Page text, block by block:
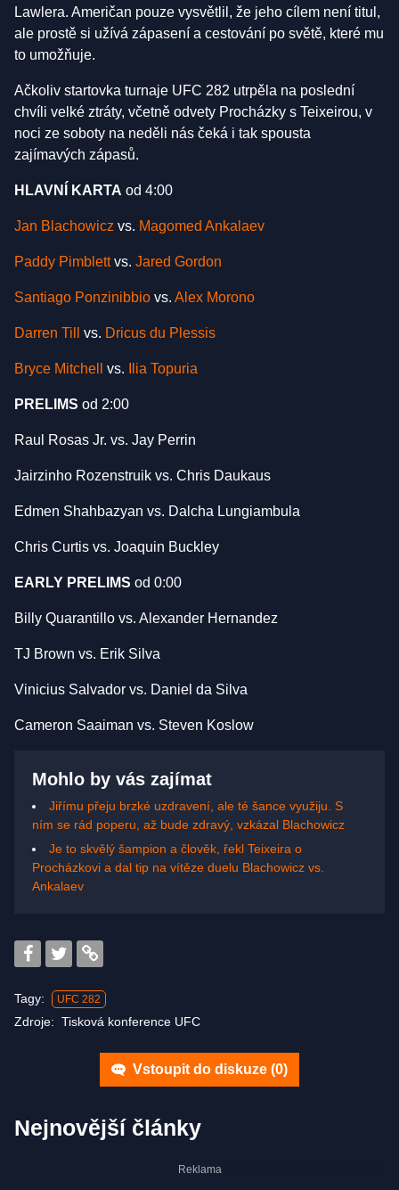
Lawlera. Američan pouze vysvětlil, že jeho cílem není titul,
ale prostě si užívá zápasení a cestování po světě, které mu
to umožňuje.
Ačkoliv startovka turnaje UFC 282 utrpěla na poslední
chvíli velké ztráty, včetně odvety Procházky s Teixeirou, v
noci ze soboty na neděli nás čeká i tak spousta
zajímavých zápasů.
HLAVNÍ KARTA od 4:00
Jan Blachowicz vs. Magomed Ankalaev
Paddy Pimblettvs. Jared Gordon
Santiago Ponzinibbio vs. Alex Morono
Darren Till vs. Dricus du Plessis
Bryce Mitchell vs. Ilia Topuria
PRELIMS od 2:00
Raul Rosas Jr. vs. Jay Perrin
Jairzinho Rozenstruik vs. Chris Daukaus
Edmen Shahbazyan vs. Dalcha Lungiambula
Chris Curtis vs. Joaquin Buckley
EARLY PRELIMS od 0:00
Billy Quarantillo vs. Alexander Hernandez
TJ Brown vs. Erik Silva
Vinicius Salvador vs. Daniel da Silva
Cameron Saaiman vs. Steven Koslow
Mohlo by vás zajímat
Jiřímu přeju brzké uzdravení, ale té šance využiju. S
ním se rád poperu, až bude zdravý, vzkázal Blachowicz
Je to skvělý šampion a člověk, řekl Teixeira o
Procházkovi a dal tip na vítěze duelu Blachowicz vs.
Ankalaev
Tagy: UFC 282
Zdroje: Tisková konference UFC
Vstoupit do diskuze (0)
Nejnovější články